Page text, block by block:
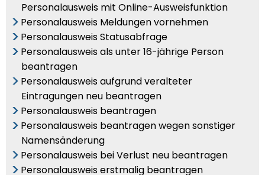
Personalausweis mit Online-Ausweisfunktion
Personalausweis Meldungen vornehmen
Personalausweis Statusabfrage
Personalausweis als unter 16-jährige Person
beantragen
Personalausweis aufgrund veralteter
Eintragungen neu beantragen
Personalausweis beantragen
Personalausweis beantragen wegen sonstiger
Namensänderung
Personalausweis bei Verlust neu beantragen
Personalausweis erstmalig beantragen